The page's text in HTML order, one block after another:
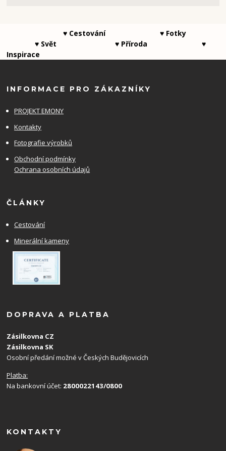
♥ Cestování ♥ Fotky
♥ Svět ♥ Příroda ♥
Inspirace
INFORMACE PRO ZÁKAZNÍKY
PROJEKT EMONY
Kontakty
Fotografie výrobků
Obchodní podmínky
Ochrana osobních údajů
ČLÁNKY
Cestování
Minerální kameny
DOPRAVA A PLATBA
Zásilkovna CZ
Zásilkovna SK
Osobní předání možné v Českých Budějovicích
Platba:
Na bankovní účet: 2800022143/0800
KONTAKTY